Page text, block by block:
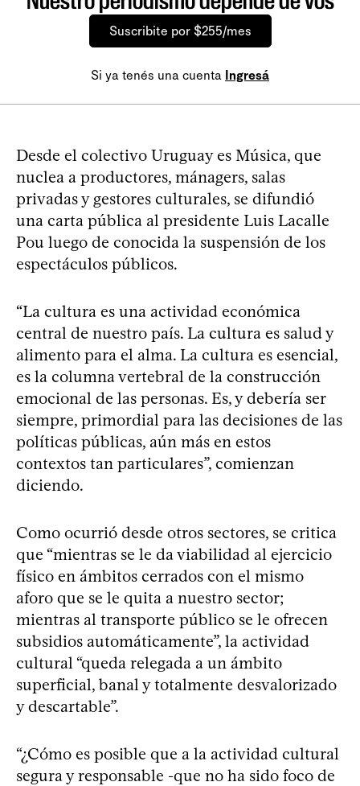
Suscribite por $255/mes
Si ya tenés una cuenta Ingresá
Desde el colectivo Uruguay es Música, que
nuclea a productores, mánagers, salas
privadas y gestores culturales, se difundió
una carta pública al presidente Luis Lacalle
Pou luego de conocida la suspensión de los
espectáculos públicos.
“La cultura es una actividad económica
central de nuestro país. La cultura es salud y
alimento para el alma. La cultura es esencial,
es la columna vertebral de la construcción
emocional de las personas. Es, y debería ser
siempre, primordial para las decisiones de las
políticas públicas, aún más en estos
contextos tan particulares”, comienzan
diciendo.
Como ocurrió desde otros sectores, se critica
que “mientras se le da viabilidad al ejercicio
físico en ámbitos cerrados con el mismo
aforo que se le quita a nuestro sector;
mientras al transporte público se le ofrecen
subsidios automáticamente”, la actividad
cultural “queda relegada a un ámbito
superficial, banal y totalmente desvalorizado
y descartable”.
“¿Cómo es posible que a la actividad cultural
segura y responsable -que no ha sido foco de